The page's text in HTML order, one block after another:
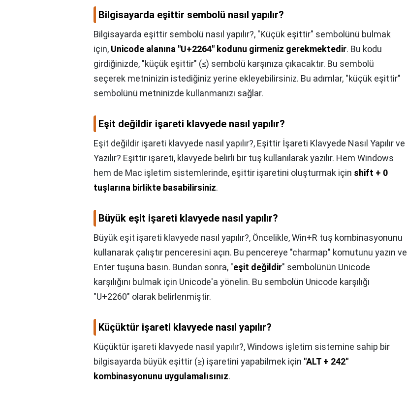
Bilgisayarda eşittir sembolü nasıl yapılır?
Bilgisayarda eşittir sembolü nasıl yapılır?, "Küçük eşittir" sembolünü bulmak
için, Unicode alanına "U+2264" kodunu girmeniz gerekmektedir. Bu kodu
girdiğinizde, "küçük eşittir" (≤) sembolü karşınıza çıkacaktır. Bu sembolü
seçerek metninizin istediğiniz yerine ekleyebilirsiniz. Bu adımlar, "küçük eşittir"
sembolünü metninizde kullanmanızı sağlar.
Eşit değildir işareti klavyede nasıl yapılır?
Eşit değildir işareti klavyede nasıl yapılır?, Eşittir İşareti Klavyede Nasıl Yapılır ve
Yazılır? Eşittir işareti, klavyede belirli bir tuş kullanılarak yazılır. Hem Windows
hem de Mac işletim sistemlerinde, eşittir işaretini oluşturmak için shift + 0
tuşlarına birlikte basabilirsiniz.
Büyük eşit işareti klavyede nasıl yapılır?
Büyük eşit işareti klavyede nasıl yapılır?, Öncelikle, Win+R tuş kombinasyonunu
kullanarak çalıştır penceresini açın. Bu pencereye "charmap" komutunu yazın ve
Enter tuşuna basın. Bundan sonra, "eşit değildir" sembolünün Unicode
karşılığını bulmak için Unicode'a yönelin. Bu sembolün Unicode karşılığı
"U+2260" olarak belirlenmiştir.
Küçüktür işareti klavyede nasıl yapılır?
Küçüktür işareti klavyede nasıl yapılır?,Windows işletim sistemine sahip bir
bilgisayarda büyük eşittir (≥) işaretini yapabilmek için "ALT + 242"
kombinasyonunu uygulamalısınız.